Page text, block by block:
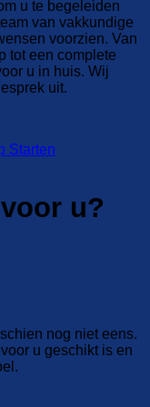
u te begeleiden
van vakkundige
voorzien. Van
tot een complete
u in huis. Wij
uit.
Starten
u?
nog niet eens.
u geschikt is en